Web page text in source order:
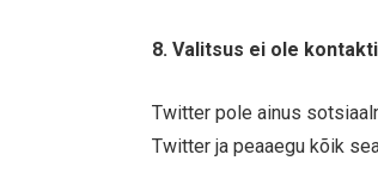
8. Valitsus ei ole
Twitter pole ainus
Twitter ja peaaegu kõik